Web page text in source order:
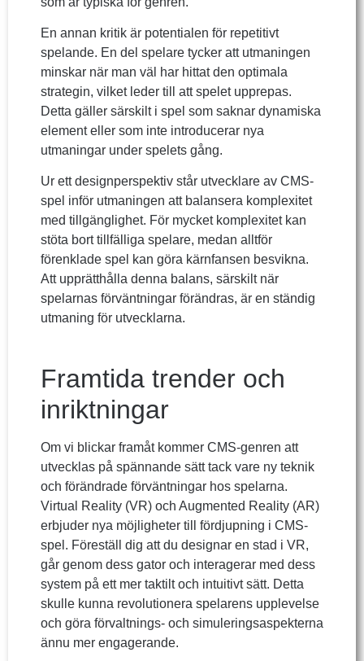
En annan kritik är potentialen för repetitivt
spelande. En del spelare tycker att utmaningen
minskar när man väl har hittat den optimala
strategin, vilket leder till att spelet upprepas.
Detta gäller särskilt i spel som saknar dynamiska
element eller som inte introducerar nya
utmaningar under spelets gång.
Ur ett designperspektiv står utvecklare av CMS-
spel inför utmaningen att balansera komplexitet
med tillgänglighet. För mycket komplexitet kan
stöta bort tillfälliga spelare, medan alltför
förenklade spel kan göra kärnfansen besvikna.
Att upprätthålla denna balans, särskilt när
spelarnas förväntningar förändras, är en ständig
utmaning för utvecklarna.
Framtida trender och
inriktningar
Om vi blickar framåt kommer CMS-genren att
utvecklas på spännande sätt tack vare ny teknik
och förändrade förväntningar hos spelarna.
Virtual Reality (VR) och Augmented Reality (AR)
erbjuder nya möjligheter till fördjupning i CMS-
spel. Föreställ dig att du designar en stad i VR,
går genom dess gator och interagerar med dess
system på ett mer taktilt och intuitivt sätt. Detta
skulle kunna revolutionera spelarens upplevelse
och göra förvaltnings- och simuleringsaspekterna
ännu mer engagerande.